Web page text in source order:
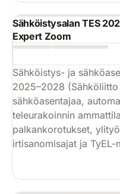
Sähköistysalan TES
Expert Zoom
Sähköistys- ja
2025–2028
sähköasentajaa,
teleurakoinnin
palkankorotukset,
irtisanomisajat ja TyEL-